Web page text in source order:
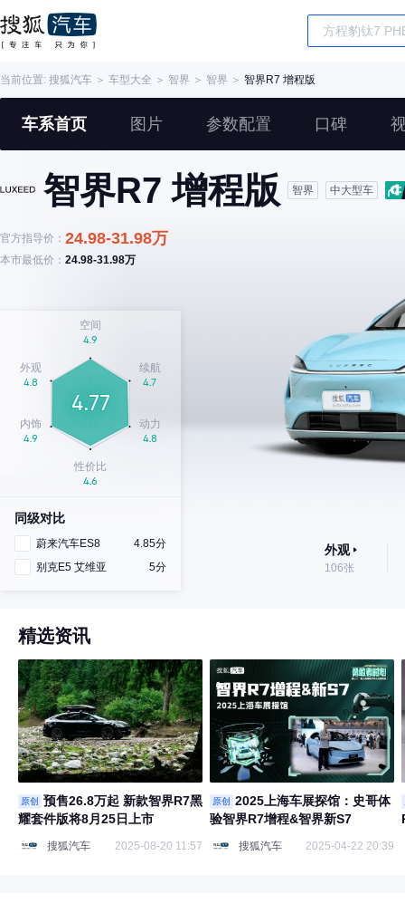
当前位置: 搜狐汽车 ＞ 车型大全 ＞ 智界 ＞ 智界 ＞ 智界R7 增程版
车系首页 图片 参数配置 口碑
智界R7 增程版 智界 中大型车
官方指导价： 24.98-31.98万
本市最低价： 24.98-31.98万
同级对比
蔚来汽车ES8
4.85分
别克E5 艾维亚
5分
外观
106张
精选资讯
原创
预售26.8万起 新款智界R7黑
耀套件版将8月25日上市
搜狐汽车 2025-08-20 11:57
原创
2025上海车展探馆：史哥体
验智界R7增程&智界新S7
搜狐汽车 2025-04-22 20:39